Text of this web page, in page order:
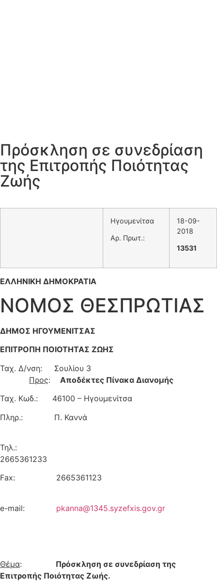
Πρόσκληση σε συνεδρίαση
της Επιτροπής Ποιότητας
Ζωής
Ηγουμενίτσα
Αρ. Πρωτ.:
18-09-
2018
13531
ΕΛΛΗΝΙΚΗ ΔΗΜΟΚΡΑΤΙΑ
ΝΟΜΟΣ ΘΕΣΠΡΩΤΙΑΣ
ΔΗΜΟΣ ΗΓΟΥΜΕΝΙΤΣΑΣ
ΕΠΙΤΡΟΠΗ ΠΟΙΟΤΗΤΑΣ ΖΩΗΣ
Ταχ. Δ/νση: Σουλίου 3
Προς: Αποδέκτες Πίνακα Διανομής
Ταχ. Κωδ.: 46100 – Ηγουμενίτσα
Πληρ.: Π. Καννά
Τηλ.:
2665361233
Fax: 2665361123
e-mail: pkanna@1345.syzefxis.gov.gr
Θέμα: Πρόσκληση σε συνεδρίαση της
Επιτροπής Ποιότητας Ζωής.